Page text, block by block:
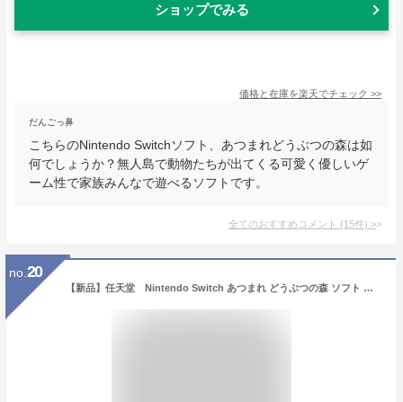
ショップでみる
価格と在庫を楽天でチェック >>
だんごっ鼻
こちらのNintendo Switchソフト、あつまれどうぶつの森は如
何でしょうか？無人島で動物たちが出てくる可愛く優しいゲ
ーム性で家族みんなで遊べるソフトです。
全てのおすすめコメント (15件) >
no. 20
【新品】任天堂 Nintendo Switch あつまれ どうぶつの森 ソフト ※レターパック全国送料無料【当店限定！まとめ買いクーポン発行中】【即日発送、土、祝日発送 】【送料無料】